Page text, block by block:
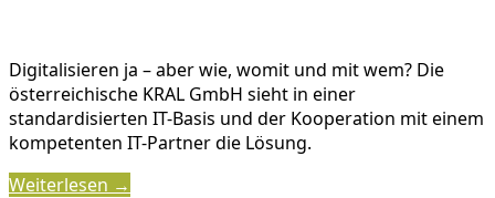
Digitalisieren ja – aber wie, womit und mit wem? Die
österreichische KRAL GmbH sieht in einer
standardisierten IT-Basis und der Kooperation mit einem
kompetenten IT-Partner die Lösung.
Weiterlesen →